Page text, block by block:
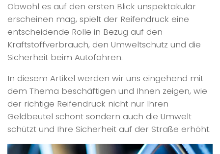
Obwohl es auf den ersten Blick unspektakulär
erscheinen mag, spielt der Reifendruck eine
entscheidende Rolle in Bezug auf den
Kraftstoffverbrauch, den Umweltschutz und die
Sicherheit beim Autofahren.
In diesem Artikel werden wir uns eingehend mit
dem Thema beschäftigen und Ihnen zeigen, wie
der richtige Reifendruck nicht nur Ihren
Geldbeutel schont sondern auch die Umwelt
schützt und Ihre Sicherheit auf der Straße erhöht.